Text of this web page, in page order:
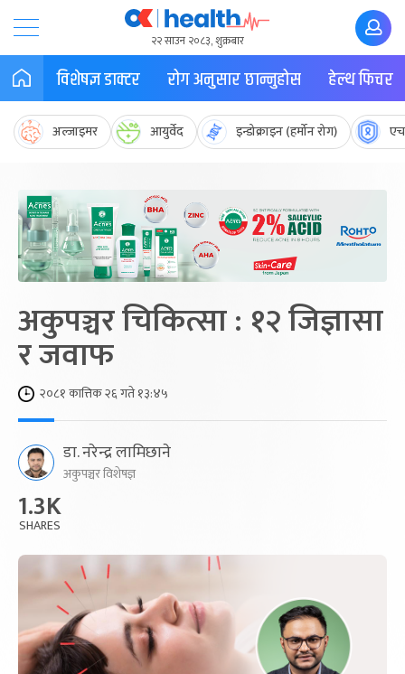
२२ साउन २०८३, शुक्रबार
विशेषज्ञ डाक्टर रोग अनुसार छान्नुहोस हेल्थ फिचर
अल्जाइमर आयुर्वेद इन्डोक्राइन (हर्मोन रोग)
अकुपञ्चर चिकित्सा : १२ जिज्ञासा
र जवाफ
२०८१ कात्तिक २६ गते १३:४५
डा. नरेन्द्र लामिछाने
अकुपञ्चर विशेषज्ञ
1.3K
SHARES